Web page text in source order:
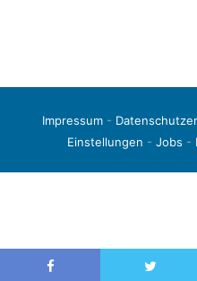
Impressum-
Einstellungen - Jobs -